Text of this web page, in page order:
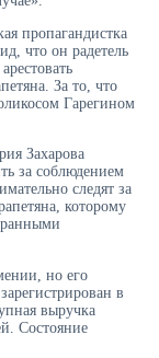
пропагандистка
что он радетель
За то, что
Гарегином
Захарова
за соблюдением
следят за
которому
но его
в
выручка
Состояние